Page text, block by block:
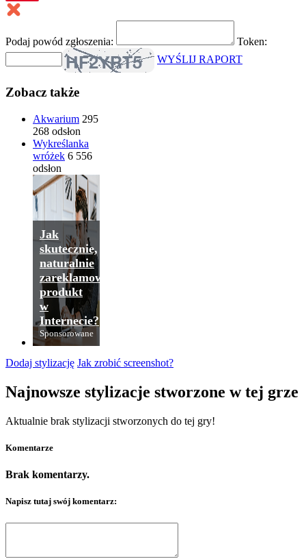
Podaj powód zgłoszenia:
Token:
WYŚLIJ RAPORT
Zobacz także
Akwarium 295
268 odsłon
Wykreślanka
wróżek 6 556
odsłon
Jak
skutecznie,
naturalnie
zareklamować
produkt
w
Internecie?
Sponsorowane
Dodaj stylizację Jak zrobić screenshot?
Najnowsze stylizacje stworzone w tej grze
Aktualnie brak stylizacji stworzonych do tej gry!
Komentarze
Brak komentarzy.
Napisz tutaj swój komentarz: